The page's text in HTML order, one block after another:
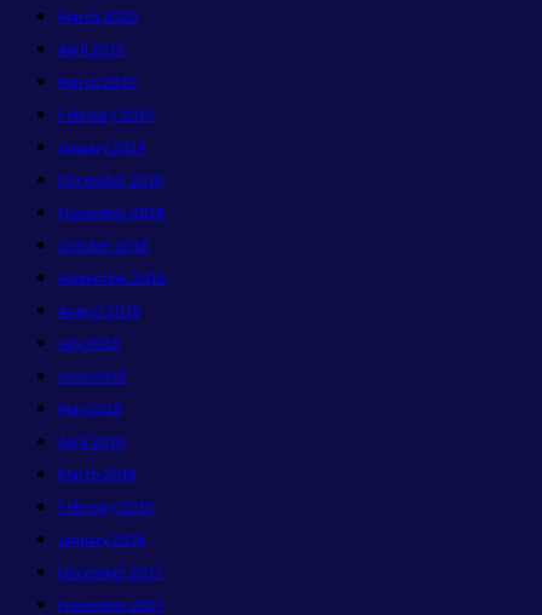
March 2020
April 2019
March 2019
February 2019
January 2019
December 2018
November 2018
October 2018
September 2018
August 2018
July 2018
June 2018
May 2018
April 2018
March 2018
February 2018
January 2018
December 2017
November 2017